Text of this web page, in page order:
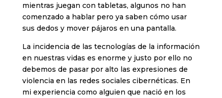
mientras juegan con tabletas, algunos no han
comenzado a hablar pero ya saben cómo usar
sus dedos y mover pájaros en una pantalla.
La incidencia de las tecnologías de la información
en nuestras vidas es enorme y justo por ello no
debemos de pasar por alto las expresiones de
violencia en las redes sociales cibernéticas. En
mi experiencia como alguien que nació en los